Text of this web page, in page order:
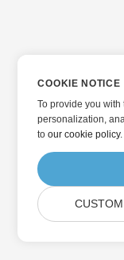
COOKIE NOTICE
To provide you
personalization,
toour cookie policy.